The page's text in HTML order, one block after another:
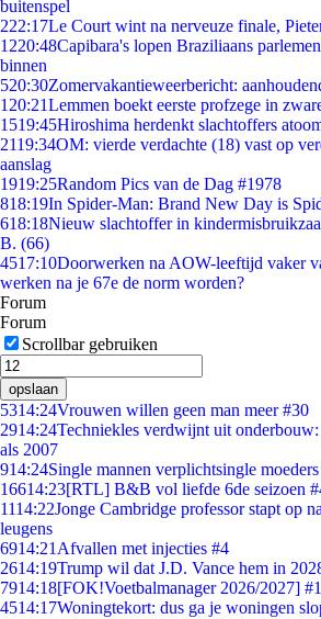
buitenspel
222:17Le Court wint na nerveuze finale,
1220:48Capibara's lopen Braziliaans
binnen
520:30Zomervakantieweerbericht:
1 20:21Lemmen boekt eerste profzege in
1519:45Hiroshima herdenkt slachtoffers
2119:34OM: vierde verdachte (18) vast op
aanslag
1919:25Random Pics van de Dag #1978
818:19In Spider-Man: Brand New Day is
618:18Nieuw slachtoffer in
B. (66)
4517:10Doorwerken na AOW-leeftijd vaker
werken na je 67e de norm worden?
Forum
Forum
Scrollbar gebruiken
opslaan
5314:24Vrouwen willen geen man meer #30
2914:24Techniekles verdwijnt uit
als 2007
914:24Single mannen verplichtsingle
16614:23[RTL] B&B vol liefde 6de seizoen
1114:22Jonge Cambridge professor stapt op
leugens
6914:21 Afvallen met injecties #4
2614:19Trump wil dat J.D. Vance hem in
7914:18[FOK!Voetbalmanager 2026/2027]
4514:17Woningtekort: dus ga je woningen